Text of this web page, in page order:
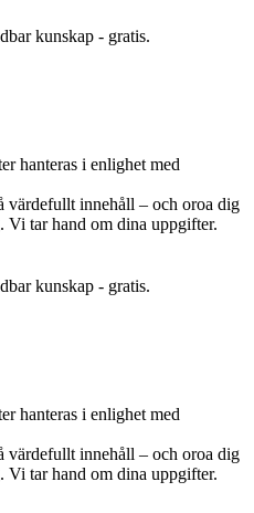
kunskap - gratis.
hanteras i enlighet med
värdefullt innehåll – och oroa dig
Vi tar hand om dina uppgifter.
kunskap - gratis.
hanteras i enlighet med
värdefullt innehåll – och oroa dig
Vi tar hand om dina uppgifter.